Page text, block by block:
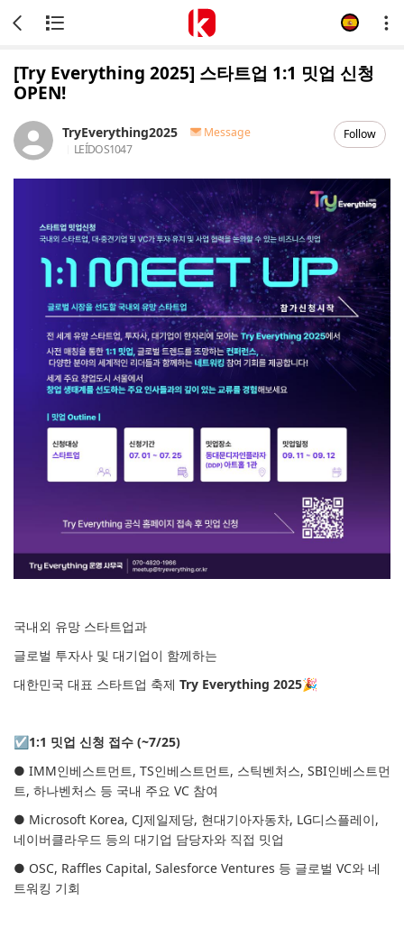
[Try Everything 2025] 스타트업 1:1 밋업 신청
OPEN!
TryEverything2025
Message
LEÍDOS1047
Follow
국내외 유망 스타트업과
글로벌 투자사 및 대기업이 함께하는
대한민국 대표 스타트업 축제 Try Everything 2025🎉
☑1:1 밋업 신청 접수 (~7/25)
● IMM인베스트먼트, TS인베스트먼트, 스틱벤처스, SBI인베스트먼
트, 하나벤처스 등 국내 주요 VC 참여
● Microsoft Korea, CJ제일제당, 현대기아자동차, LG디스플레이,
네이버클라우드 등의 대기업 담당자와 직접 밋업
● OSC, Raffles Capital, Salesforce Ventures 등 글로벌 VC와 네
트워킹 기회